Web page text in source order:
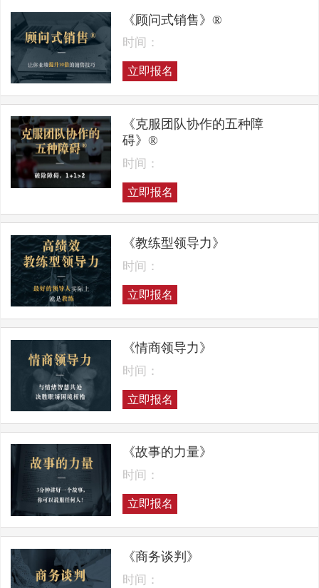
《顾问式销售》®
时间：
立即报名
《克服团队协作的五种障
碍》®
时间：
立即报名
《教练型领导力》
时间：
立即报名
《情商领导力》
时间：
立即报名
《故事的力量》
时间：
立即报名
《商务谈判》
时间：